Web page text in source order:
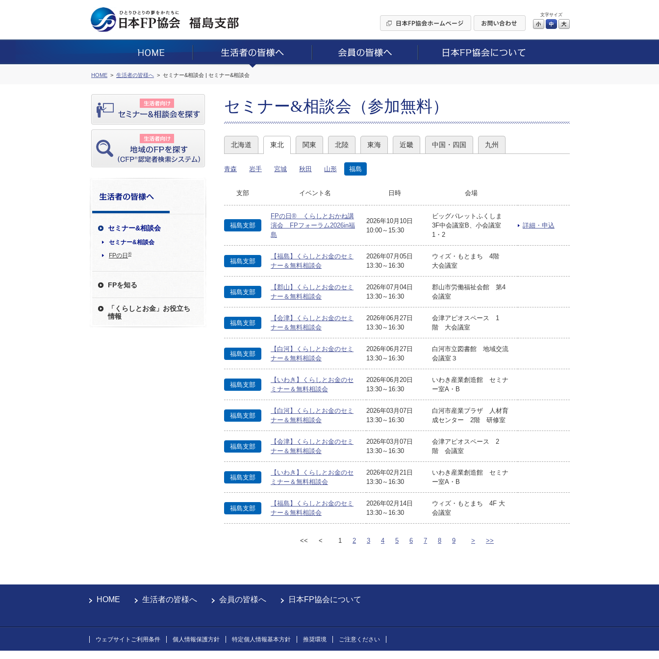
文字サイズ
小 中
HOME 生活者の皆様へ セミナー&相談会 | セミナー&相談会
セミナー&相談会
セミナー&相談会
FPの日 ®
FPを知る
「くらしとお金」お役立ち
情報
セミナー&相談会（参加無料）
北海道 東北 関東 北陸 東海 近畿 中国・四国 九州
青森 岩手 宮城 秋田 山形 福島
支部 イベント名 日時 会場
福島支部
FPの日® くらしとおかね講
演会 FPフォーラム2026in福
島
2026年10月10日
10:00～15:30
ビッグパレットふくしま
3F中会議室B、小会議室
1・2
詳細・申込
福島支部
【福島】くらしとお金のセミ
ナー＆無料相談会
2026年07月05日
13:30～16:30
ウィズ・もとまち 4階
大会議室
福島支部
【郡山】くらしとお金のセミ
ナー＆無料相談会
2026年07月04日
13:30～16:30
郡山市労働福祉会館 第4
会議室
福島支部
【会津】くらしとお金のセミ
ナー＆無料相談会
2026年06月27日
13:30～16:30
会津アピオスペース 1
階 大会議室
福島支部
【白河】くらしとお金のセミ
ナー＆無料相談会
2026年06月27日
13:30～16:30
白河市立図書館 地域交流
会議室３
福島支部
【いわき】くらしとお金のセ
ミナー＆無料相談会
2026年06月20日
13:30～16:30
いわき産業創造館 セミナ
ー室A・B
福島支部
【白河】くらしとお金のセミ
ナー＆無料相談会
2026年03月07日
13:30～16:30
白河市産業プラザ 人材育
成センター 2階 研修室
福島支部
【会津】くらしとお金のセミ
ナー＆無料相談会
2026年03月07日
13:30～16:30
会津アピオスペース 2
階 会議室
福島支部
【いわき】くらしとお金のセ
ミナー＆無料相談会
2026年02月21日
13:30～16:30
いわき産業創造館 セミナ
ー室A・B
福島支部
【福島】くらしとお金のセミ
ナー＆無料相談会
2026年02月14日
13:30～16:30
ウィズ・もとまち 4F 大
会議室
<< < 1 2 3 4 5 6 7 8 9 > >>
HOME 生活者の皆様へ 会員の皆様へ 日本FP協会について
ウェブサイトご利用条件 個人情報保護方針 特定個人情報基本方針 推奨環境 ご注意ください